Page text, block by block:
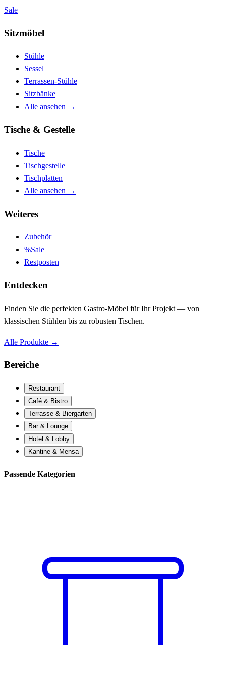
Sale
Sitzmöbel
Stühle
Sessel
Terrassen-Stühle
Sitzbänke
Alle ansehen →
Tische & Gestelle
Tische
Tischgestelle
Tischplatten
Alle ansehen →
Weiteres
Zubehör
%Sale
Restposten
Entdecken
Finden Sie die perfekten Gastro-Möbel für Ihr Projekt — von
klassischen Stühlen bis zu robusten Tischen.
Alle Produkte →
Bereiche
Restaurant
Café & Bistro
Terrasse & Biergarten
Bar & Lounge
Hotel & Lobby
Kantine & Mensa
Passende Kategorien